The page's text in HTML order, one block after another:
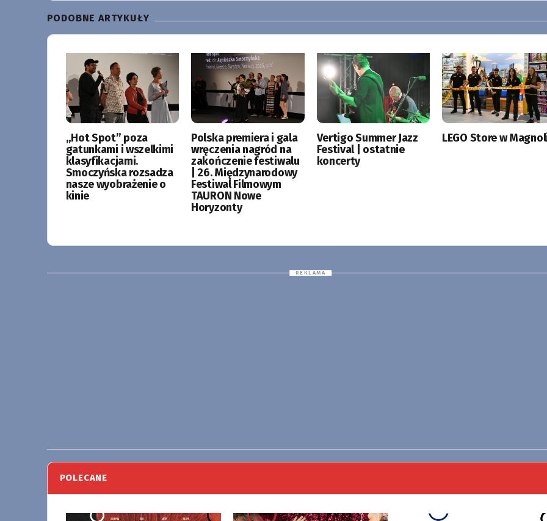
PODOBNE ARTYKUŁY
„Hot Spot” poza
gatunkami i wszelkimi
klasyfikacjami.
Smoczyńska rozsadza
nasze wyobrażenie o
kinie
Polska premiera i gala
wręczenia nagród na
zakończenie festiwalu
| 26. Międzynarodowy
Festiwal Filmowym
TAURON Nowe
Horyzonty
Vertigo Summer Jazz
Festival | ostatnie
koncerty
LEGO Store w
POLECANE